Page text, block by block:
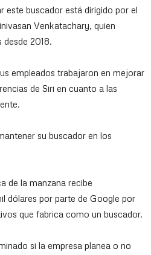
este buscador está dirigido por el
Venkatachary, quien
2018.
empleados trabajaron en mejorar
de Siri en cuanto a las
su buscador en los
de la manzana recibe
dólares por parte de Google por
que fabrica como un buscador.
si la empresa planea o no